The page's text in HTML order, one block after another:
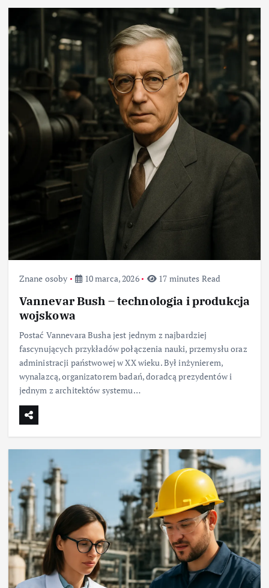
Znane osoby 10 marca, 2026 17 minutes Read
Vannevar Bush – technologia i produkcja
wojskowa
Postać Vannevara Busha jest jednym z najbardziej
fascynujących przykładów połączenia nauki, przemysłu oraz
administracji państwowej w XX wieku. Był inżynierem,
wynalazcą, organizatorem badań, doradcą prezydentów i
jednym z architektów systemu…